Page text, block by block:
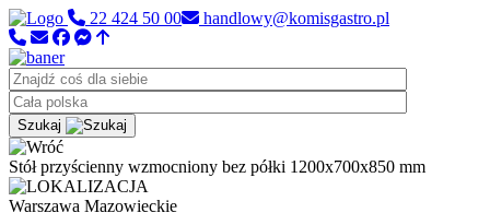
22 424 50 00 handlowy@komisgastro.pl
Szukaj
Stół przyścienny wzmocniony bez półki 1200x700x850 mm
Warszawa Mazowieckie